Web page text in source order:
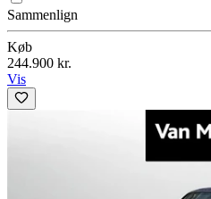
Sammenlign
Køb
244.900 kr.
Vis